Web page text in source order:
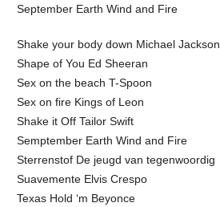
September Earth Wind and Fire
Shake your body down Michael Jackson
Shape of You Ed Sheeran
Sex on the beach T-Spoon
Sex on fire Kings of Leon
Shake it Off Tailor Swift
Semptember Earth Wind and Fire
Sterrenstof De jeugd van tegenwoordig
Suavemente Elvis Crespo
Texas Hold ‘m Beyonce